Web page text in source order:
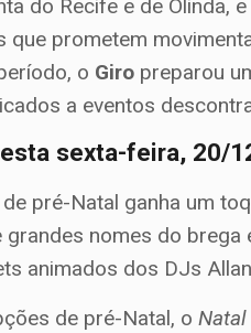
do Recife e de Olinda,
prometem
o Giro preparou
a eventos
sexta-feira, 20/
pré-Natal ganha um
nomes do
animados dos DJs
de pré-Natal, o Natal